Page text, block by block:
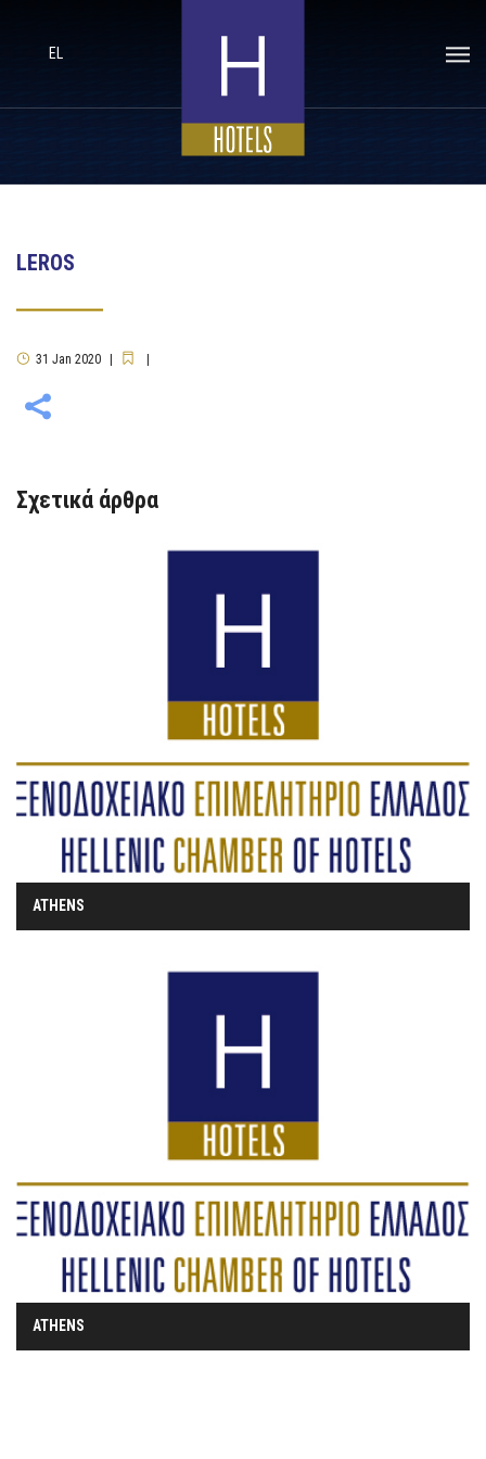
EL
LEROS
31 Jan 2020
Σχετικά άρθρα
ATHENS
ATHENS